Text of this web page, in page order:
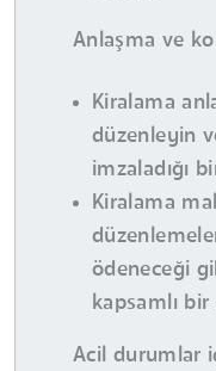
Anlaşma ve
Kiralama
düzenleyin
imzaladığı
Kiralama
ödeneceği
kapsamlı bir
Acil durumlar